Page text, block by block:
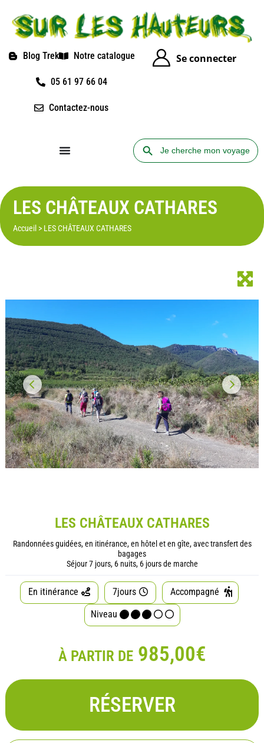
Blog Trek Notre catalogue
05 61 97 66 04
Contactez-nous
Se connecter
Search
for:
Search Button
LES CHÂTEAUX CATHARES
Accueil > LES CHÂTEAUX CATHARES
LES CHÂTEAUX CATHARES
Randonnées guidées, en itinérance, en hôtel et en gîte, avec transfert des
bagages
Séjour 7 jours, 6 nuits, 6 jours de marche
En itinérance 7jours
Accompagné
Niveau
À PARTIR DE985,00€
RÉSERVER